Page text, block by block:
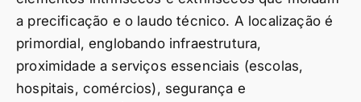
a precificação e o laudo técnico. A localização é
primordial, englobando infraestrutura,
proximidade a serviços essenciais (escolas,
hospitais, comércios), segurança e